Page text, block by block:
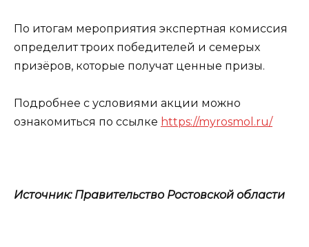
По итогам мероприятия экспертная комиссия
определит троих победителей и семерых
призёров, которые получат ценные призы.
Подробнее с условиями акции можно
ознакомиться по ссылке https://myrosmol.ru/
Источник: Правительство Ростовской области